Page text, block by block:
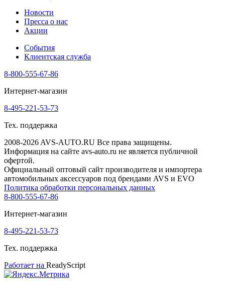
Новости
Пресса о нас
Акции
События
Клиентская служба
8-800-555-67-86
Интернет-магазин
8-495-221-53-73
Тех. поддержка
2008-2026 AVS-AUTO.RU Все права защищены.
Информация на сайте avs-auto.ru не является публичной
офертой.
Официальный оптовый сайт производителя и импортера
автомобильных аксессуаров под брендами AVS и EVO
Политика обработки персональных данных
8-800-555-67-86
Интернет-магазин
8-495-221-53-73
Тех. поддержка
Работает на ReadyScript